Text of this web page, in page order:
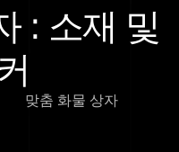
: 소재 및
맞춤 화물 상자